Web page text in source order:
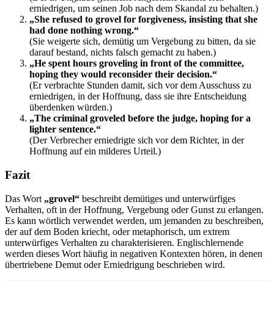
erniedrigen, um seinen Job nach dem Skandal zu behalten.)
„She refused to grovel for forgiveness, insisting that she
had done nothing wrong.“
(Sie weigerte sich, demütig um Vergebung zu bitten, da sie
darauf bestand, nichts falsch gemacht zu haben.)
„He spent hours groveling in front of the committee,
hoping they would reconsider their decision.“
(Er verbrachte Stunden damit, sich vor dem Ausschuss zu
erniedrigen, in der Hoffnung, dass sie ihre Entscheidung
überdenken würden.)
„The criminal groveled before the judge, hoping for a
lighter sentence.“
(Der Verbrecher erniedrigte sich vor dem Richter, in der
Hoffnung auf ein milderes Urteil.)
Fazit
Das Wort „grovel“ beschreibt demütiges und unterwürfiges
Verhalten, oft in der Hoffnung, Vergebung oder Gunst zu erlangen.
Es kann wörtlich verwendet werden, um jemanden zu beschreiben,
der auf dem Boden kriecht, oder metaphorisch, um extrem
unterwürfiges Verhalten zu charakterisieren. Englischlernende
werden dieses Wort häufig in negativen Kontexten hören, in denen
übertriebene Demut oder Erniedrigung beschrieben wird.